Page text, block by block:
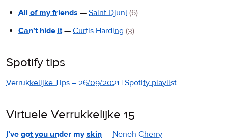
All of my friends — Saint Djuni (6)
Can’t hide it— Curtis Harding (3)
Spotify tips
Verrukkelijke Tips – 26/09/2021 | Spotify playlist
Virtuele Verrukkelijke 15
I’ve got you under my skin — Neneh Cherry